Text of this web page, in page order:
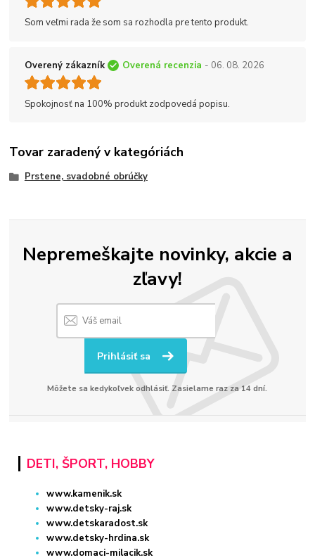
Som veľmi rada že som sa rozhodla pre tento produkt.
Overený zákazník Overená recenzia - 06. 08. 2026
Spokojnosť na 100% produkt zodpovedá popisu.
Tovar zaradený v kategóriách
Prstene, svadobné obrúčky
Nepremeškajte novinky, akcie a
zľavy!
Prihlásiť sa
Môžete sa kedykoľvek odhlásiť. Zasielame raz za 14 dní.
DETI, ŠPORT, HOBBY
www.kamenik.sk
www.detsky-raj.sk
www.detskaradost.sk
www.detsky-hrdina.sk
www.domaci-milacik.sk